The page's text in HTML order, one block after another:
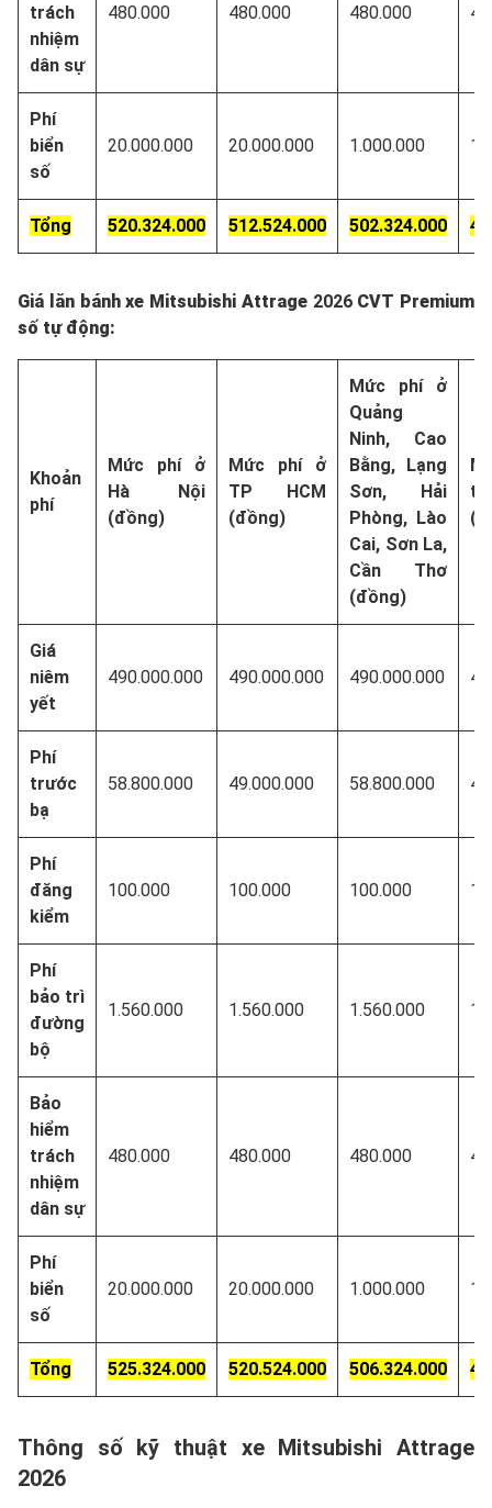
trách
nhiệm
dân sự
480.000 480.000 480.000
Phí
biển
số
20.000.000 20.000.000 1.000.000
Tổng 520.324.000 512.524.000 502.324.000
Giá lăn bánh xe Mitsubishi Attrage 2026 CVT Premium
số tự động:
Khoản
phí
Mức phí ở
Hà Nội
(đồng)
Mức phí ở
TP HCM
(đồng)
Mức phí ở
Quảng
Ninh, Cao
Bằng, Lạng
Sơn, Hải
Phòng, Lào
Cai, Sơn La,
Cần Thơ
(đồng)
Giá
niêm
yết
490.000.000 490.000.000 490.000.000
Phí
trước
bạ
58.800.000 49.000.000 58.800.000
Phí
đăng
kiểm
100.000 100.000 100.000
Phí
bảo trì
đường
bộ
1.560.000 1.560.000 1.560.000
Bảo
hiểm
trách
nhiệm
dân sự
480.000 480.000 480.000
Phí
biển
số
20.000.000 20.000.000 1.000.000
Tổng 525.324.000 520.524.000 506.324.000
Thông số kỹ thuật xe Mitsubishi Attrage
2026